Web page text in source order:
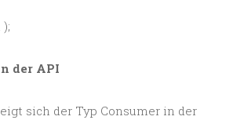
der API
sich der Typ Consumer in der